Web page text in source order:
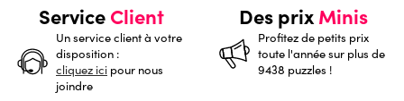
ServiceClient
Un service client à votre
disposition :
cliquez ici pour nous
joindre
Des prixMinis
Profitez de petits prix
toute l'année sur plus de
9438 puzzles !